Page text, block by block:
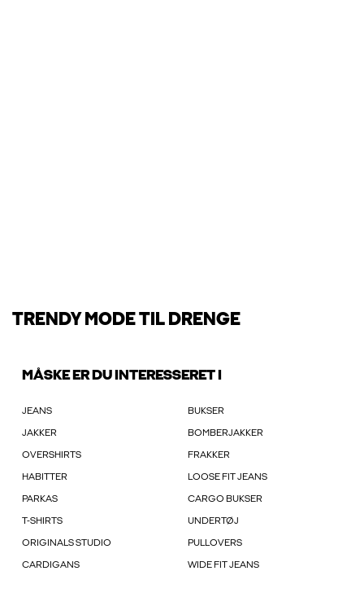
TRENDY MODE TIL DRENGE
MÅSKE ER DU INTERESSERET I
JEANS BUKSER
JAKKER BOMBERJAKKER
OVERSHIRTS FRAKKER
HABITTER LOOSE FIT JEANS
PARKAS CARGO BUKSER
T-SHIRTS UNDERTØJ
ORIGINALS STUDIO PULLOVERS
CARDIGANS WIDE FIT JEANS